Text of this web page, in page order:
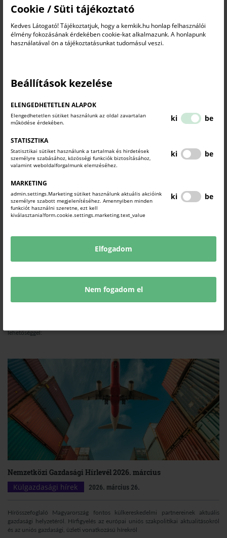
Cookie / Süti tájékoztató
Kedves Látogató! Tájékoztatjuk, hogy a kemkik.hu honlap felhasználói
élmény fokozásának érdekében cookie-kat alkalmazunk. A honlapunk
használatával ön a tájékoztatásunkat tudomásul veszi.
Beállítások kezelése
ELENGEDHETETLEN ALAPOK
Elengedhetetlen sütiket használunk az oldal zavartalan
működése érdekében.
ki be
STATISZTIKA
Statisztikai sütiket használunk a tartalmak és hirdetések
személyre szabásához, közösségi funkciók biztosításához,
valamint weboldalforgalmunk elemzéséhez.
ki be
MARKETING
admin.settings.Marketing sütiket használunk aktuális akcióink
személyre szabott megjelenítéséhez. Amennyiben minden
funkciót használni szeretne, ezt kell
kiválasztania!form.cookie.settings.marketing.text_value
ki be
Elfogadom
Nem fogadom el
Tájékoztatás gazdálkodó szervezetek részére - új
vámfelfüggesztési kérelmek
Az Európai Bizottság frissítette az autonóm vámfelfüggesztések és kontingensek
Kamarai üzleti delegáció Szerbiába, Belgrádba, a Technical Fair
Belgrade 2026 szakvásárra támogatott részvételi lehetőséggel
Külgazdasági hírek
2026. március 30.
A magyar exportőr kis- és középvállalkozások exportpiaci jelenlétének
lehetőséggel:
Nemzetközi Gazdasági Hírlevél 2026. március
Külgazdasági hírek
2026. március 26.
Hírösszefoglaló Magyarország fontos külkereskedelmi partnereinek aktuális
gazdasági helyzetéről. Hírfigyelés az európai uniós szakpolitikai aktualitásokról
és az uniós gazdasági, üzleti vonatkozású hírekről